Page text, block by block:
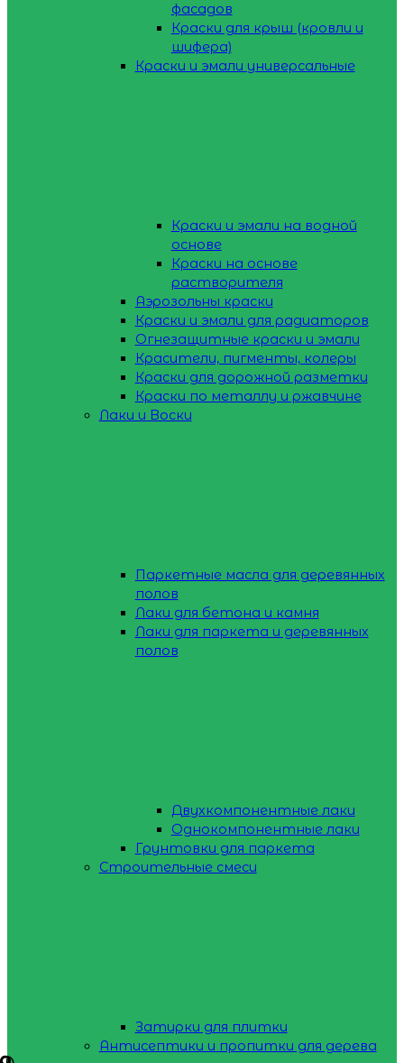
фасадов
Краски для крыш (кровли и
шифера)
Краски и эмали универсальные
Краски и эмали на водной
основе
Краски на основе
растворителя
Аэрозольны краски
Краски и эмали для радиаторов
Огнезащитные краски и эмали
Красители, пигменты, колеры
Краски для дорожной разметки
Краски по металлу и ржавчине
Лаки и Воски
Паркетные масла для деревянных
полов
Лаки для бетона и камня
Лаки для паркета и деревянных
полов
Двухкомпонентные лаки
Однокомпонентные лаки
Грунтовки для паркета
Строительные смеси
Затирки для плитки
Антисептики и пропитки для дерева